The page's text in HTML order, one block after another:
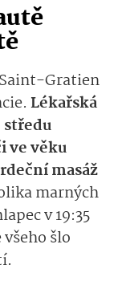
Gratien
Lékařská
středu
ve věku
masáž
marných
v 19:35
šlo